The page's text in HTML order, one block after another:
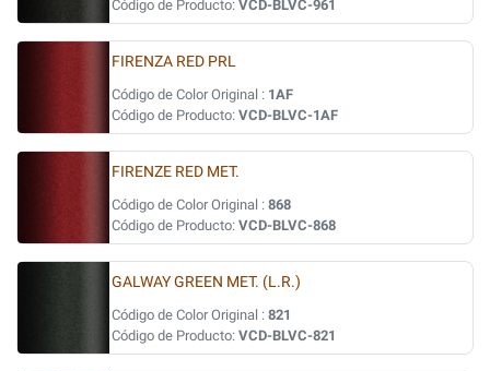
Código de Producto: VCD-BLVC-961
FIRENZA RED PRL
Código de Color Original : 1AF
Código de Producto: VCD-BLVC-1AF
FIRENZE RED MET.
Código de Color Original : 868
Código de Producto: VCD-BLVC-868
GALWAY GREEN MET. (L.R.)
Código de Color Original : 821
Código de Producto: VCD-BLVC-821